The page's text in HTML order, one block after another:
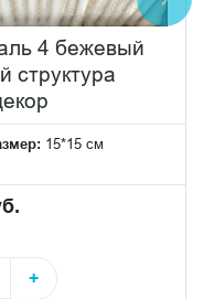
4 бежевый
структура
15*15 см
+